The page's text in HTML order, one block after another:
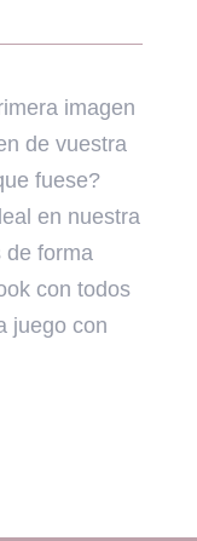
imagen
de vuestra
fuese?
en nuestra
de forma
con todos
juego con